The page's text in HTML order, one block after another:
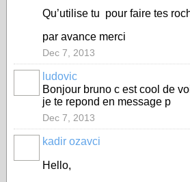
Qu’utilise tu pour faire tes
par avance merci
Dec 7, 2013
ludovic
Bonjour bruno c est cool de
je te repond en message p
Dec 7, 2013
kadir ozavci
Hello,